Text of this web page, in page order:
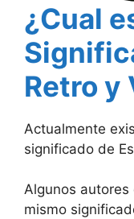
¿Cual
Retro y
Actualmente
significado de
Algunos
mismo